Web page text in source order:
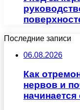
Последние записи
06.08.2026
Как
нервов и